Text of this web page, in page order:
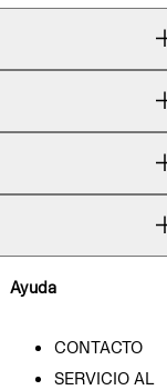
Ayuda
CONTACTO
SERVICIO AL